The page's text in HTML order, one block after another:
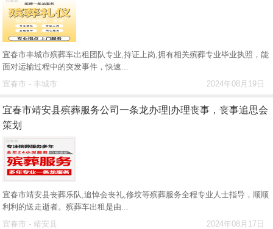
宜春市丰城市殡葬车出租团队专业,持证上岗,拥有相关殡葬专业毕业执照，能
面对运输过程中的突发事件，快速...
2024年08月19日
宜春市 - 丰城市
宜春市靖安县殡葬服务公司一条龙办理|办理丧事，丧事追思会
策划
宜春市靖安县丧葬乐队,追悼会丧礼,修坟等殡葬服务全程专业人士指导，顺顺
利利的送走逝者。殡葬车出租是由...
2024年08月17日
宜春市 - 靖安县